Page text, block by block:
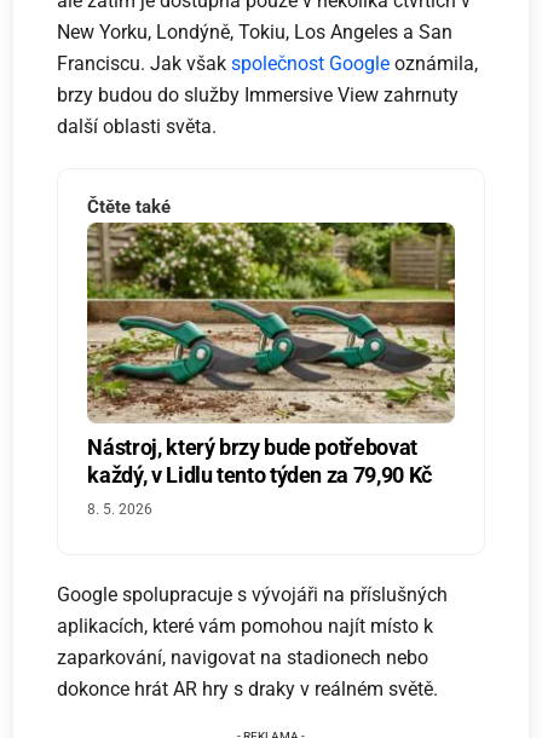
New Yorku, Londýně, Tokiu, Los Angeles a San
Franciscu. Jak všakspolečnost Google oznámila,
brzy budou do služby Immersive View zahrnuty
další oblasti světa.
Čtěte také
Nástroj, který brzy bude potřebovat
každý, v Lidlu tento týden za 79,90 Kč
8. 5. 2026
Google spolupracuje s vývojáři na příslušných
aplikacích, které vám pomohou najít místo k
zaparkování, navigovat na stadionech nebo
dokonce hrát AR hry s draky v reálném světě.